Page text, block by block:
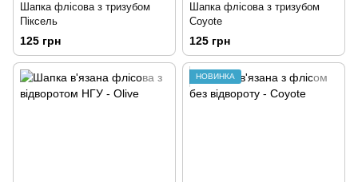
Шапка флісова з тризубом
Піксель
125 грн
Шапка флісова з тризубом
Coyote
125 грн
НОВИНКА